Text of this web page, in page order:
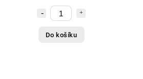
Do košíku